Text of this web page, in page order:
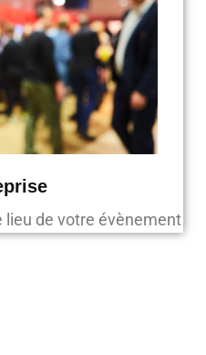
lieu de votre évènement